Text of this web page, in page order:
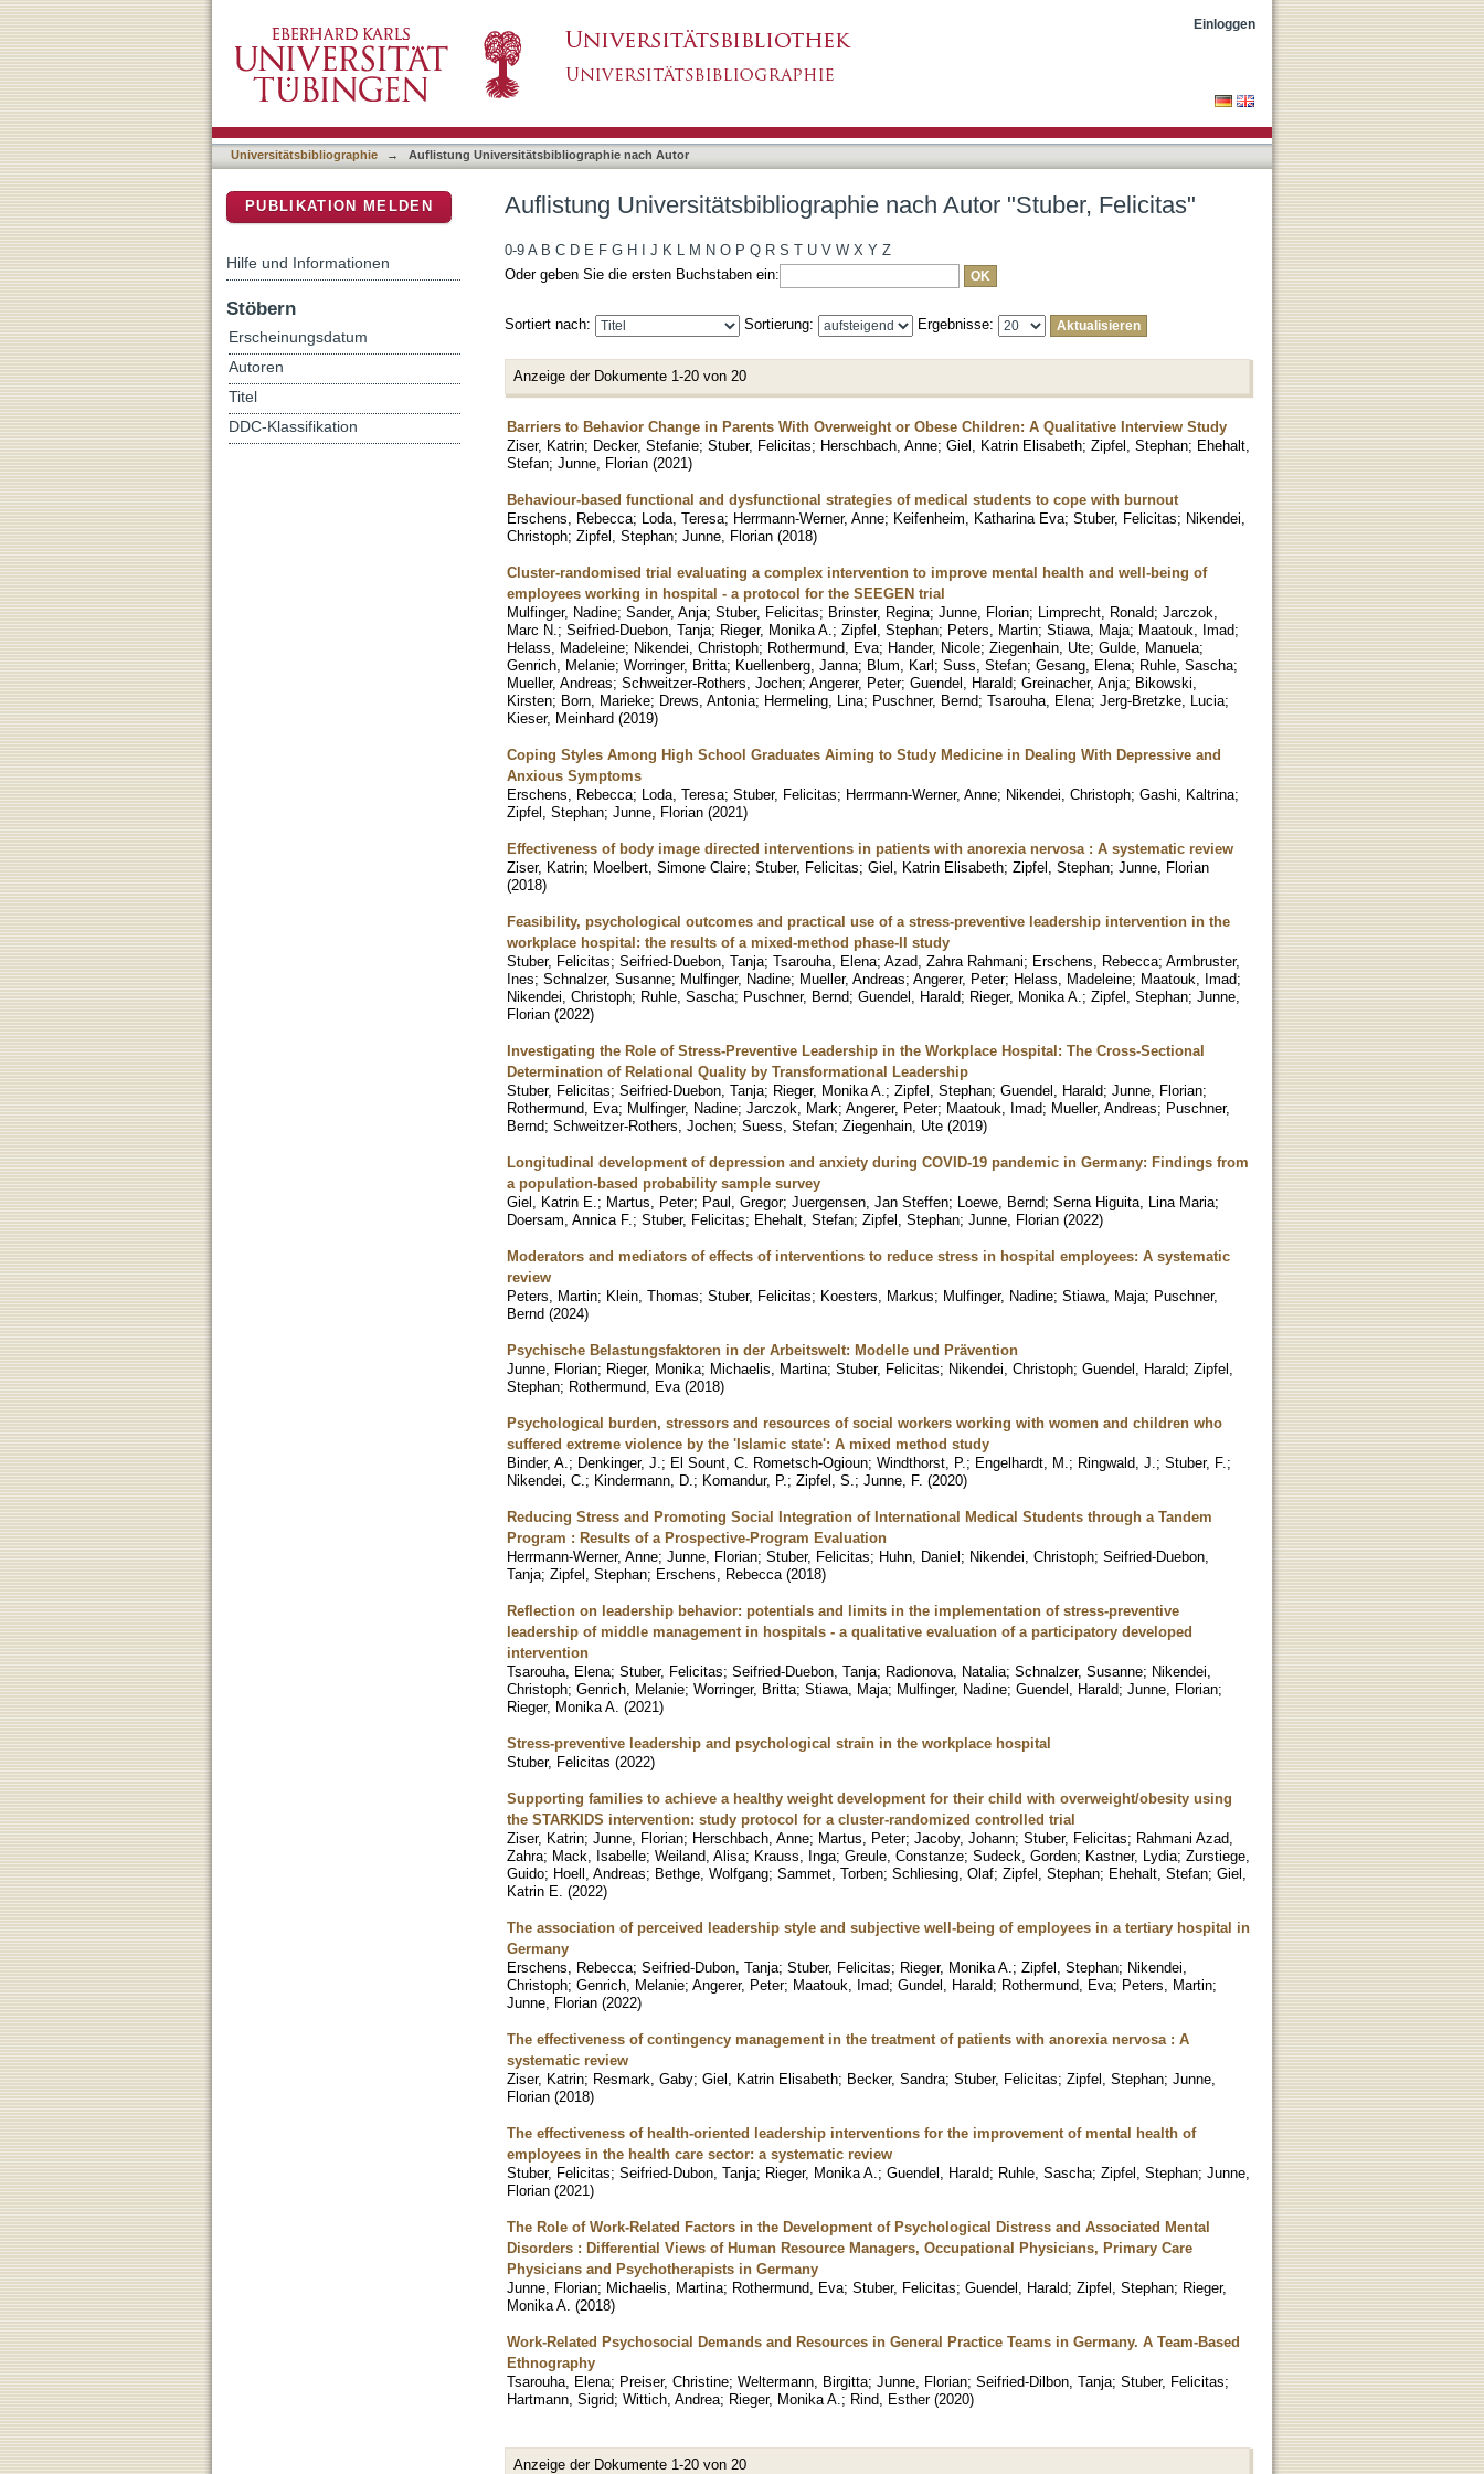
Einloggen
Universitätsbibliographie → Auflistung Universitätsbibliographie nach Autor
Auflistung Universitätsbibliographie nach Autor "Stuber, Felicitas"
0-9 A B C D E F G H J K L M N O P Q R S T U V W X Y Z
Oder geben Sie die ersten Buchstaben ein:
Sortiert nach: Sortierung: Ergebnisse:
Anzeige der Dokumente 1-20 von 20
Barriers to Behavior Change in Parents With Overweight or Obese Children: A Qualitative Interview Study
Ziser, Katrin; Decker, Stefanie; Stuber, Felicitas; Herschbach, Anne; Giel, Katrin Elisabeth; Zipfel, Stephan; Ehehalt,
Stefan; Junne, Florian (2021)
Behaviour-based functional and dysfunctional strategies of medical students to cope with burnout
Erschens, Rebecca; Loda, Teresa; Herrmann-Werner, Anne; Keifenheim, Katharina Eva; Stuber, Felicitas; Nikendei,
Christoph; Zipfel, Stephan; Junne, Florian (2018)
Cluster-randomised trial evaluating a complex intervention to improve mental health and well-being of
employees working in hospital - a protocol for the SEEGEN trial
Mulfinger, Nadine; Sander, Anja; Stuber, Felicitas; Brinster, Regina; Junne, Florian; Limprecht, Ronald; Jarczok,
Marc N. ; Seifried-Duebon, Tanja; Rieger, Monika A. ; Zipfel, Stephan; Peters, Martin; Stiawa, Maja; Maatouk, Imad;
Helass, Madeleine; Nikendei, Christoph; Rothermund, Eva; Hander, Nicole; Ziegenhain, Ute; Gulde, Manuela;
Genrich, Melanie; Worringer, Britta; Kuellenberg, Janna; Blum, Karl; Suss, Stefan; Gesang, Elena; Ruhle, Sascha;
Mueller, Andreas; Schweitzer-Rothers, Jochen; Angerer, Peter; Guendel, Harald; Greinacher, Anja; Bikowski,
Kirsten; Born, Marieke; Drews, Antonia; Hermeling, Lina; Puschner, Bernd; Tsarouha, Elena; Jerg-Bretzke, Lucia;
Kieser, Meinhard (2019)
Coping Styles Among High School Graduates Aiming to Study Medicine in Dealing With Depressive and
Anxious Symptoms
Erschens, Rebecca; Loda, Teresa; Stuber, Felicitas; Herrmann-Werner, Anne; Nikendei, Christoph; Gashi, Kaltrina;
Zipfel, Stephan; Junne, Florian (2021)
Effectiveness of body image directed interventions in patients with anorexia nervosa : A systematic review
Ziser, Katrin; Moelbert, Simone Claire; Stuber, Felicitas; Giel, Katrin Elisabeth; Zipfel, Stephan; Junne, Florian
(2018)
Feasibility, psychological outcomes and practical use of a stress-preventive leadership intervention in the
workplace hospital: the results of a mixed-method phase-II study
Stuber, Felicitas; Seifried-Duebon, Tanja; Tsarouha, Elena; Azad, Zahra Rahmani; Erschens, Rebecca; Armbruster,
Ines; Schnalzer, Susanne; Mulfinger, Nadine; Mueller, Andreas; Angerer, Peter; Helass, Madeleine; Maatouk, Imad;
Nikendei, Christoph; Ruhle, Sascha; Puschner, Bernd; Guendel, Harald; Rieger, Monika A. ; Zipfel, Stephan; Junne,
Florian (2022)
Investigating the Role of Stress-Preventive Leadership in the Workplace Hospital: The Cross-Sectional
Determination of Relational Quality by Transformational Leadership
Stuber, Felicitas; Seifried-Duebon, Tanja; Rieger, Monika A. ; Zipfel, Stephan; Guendel, Harald; Junne, Florian;
Rothermund, Eva; Mulfinger, Nadine; Jarczok, Mark; Angerer, Peter; Maatouk, Imad; Mueller, Andreas; Puschner,
Bernd; Schweitzer-Rothers, Jochen; Suess, Stefan; Ziegenhain, Ute (2019)
Longitudinal development of depression and anxiety during COVID-19 pandemic in Germany: Findings from
a population-based probability sample survey
Giel, Katrin E. ; Martus, Peter; Paul, Gregor; Juergensen, Jan Steffen; Loewe, Bernd; Serna Higuita, Lina Maria;
Doersam, Annica F. ; Stuber, Felicitas; Ehehalt, Stefan; Zipfel, Stephan; Junne, Florian (2022)
Moderators and mediators of effects of interventions to reduce stress in hospital employees: A systematic
review
Peters, Martin; Klein, Thomas; Stuber, Felicitas; Koesters, Markus; Mulfinger, Nadine; Stiawa, Maja; Puschner,
Bernd (2024)
Psychische Belastungsfaktoren in der Arbeitswelt: Modelle und Prävention
Junne, Florian; Rieger, Monika; Michaelis, Martina; Stuber, Felicitas; Nikendei, Christoph; Guendel, Harald; Zipfel,
Stephan; Rothermund, Eva (2018)
Psychological burden, stressors and resources of social workers working with women and children who
suffered extreme violence by the 'Islamic state': A mixed method study
Binder, A. ; Denkinger, J. ; El Sount, C. Rometsch-Ogioun; Windthorst, P. ; Engelhardt, M. ; Ringwald, J. ; Stuber, F. ;
Nikendei, C. ; Kindermann, D. ; Komandur, P. ; Zipfel, S. ; Junne, F. (2020)
Reducing Stress and Promoting Social Integration of International Medical Students through a Tandem
Program : Results of a Prospective-Program Evaluation
Herrmann-Werner, Anne; Junne, Florian; Stuber, Felicitas; Huhn, Daniel; Nikendei, Christoph; Seifried-Duebon,
Tanja; Zipfel, Stephan; Erschens, Rebecca (2018)
Reflection on leadership behavior: potentials and limits in the implementation of stress-preventive
leadership of middle management in hospitals - a qualitative evaluation of a participatory developed
intervention
Tsarouha, Elena; Stuber, Felicitas; Seifried-Duebon, Tanja; Radionova, Natalia; Schnalzer, Susanne; Nikendei,
Christoph; Genrich, Melanie; Worringer, Britta; Stiawa, Maja; Mulfinger, Nadine; Guendel, Harald; Junne, Florian;
Rieger, Monika A. (2021)
Stress-preventive leadership and psychological strain in the workplace hospital
Stuber, Felicitas (2022)
Supporting families to achieve a healthy weight development for their child with overweight/obesity using
the STARKIDS intervention: study protocol for a cluster-randomized controlled trial
Ziser, Katrin; Junne, Florian; Herschbach, Anne; Martus, Peter; Jacoby, Johann; Stuber, Felicitas; Rahmani Azad,
Zahra; Mack, Isabelle; Weiland, Alisa; Krauss, Inga; Greule, Constanze; Sudeck, Gorden; Kastner, Lydia; Zurstiege,
Guido; Hoell, Andreas; Bethge, Wolfgang; Sammet, Torben; Schliesing, Olaf; Zipfel, Stephan; Ehehalt, Stefan; Giel,
Katrin E. (2022)
The association of perceived leadership style and subjective well-being of employees in a tertiary hospital in
Germany
Erschens, Rebecca; Seifried-Dubon, Tanja; Stuber, Felicitas; Rieger, Monika A. ; Zipfel, Stephan; Nikendei,
Christoph; Genrich, Melanie; Angerer, Peter; Maatouk, Imad; Gundel, Harald; Rothermund, Eva; Peters, Martin;
Junne, Florian (2022)
The effectiveness of contingency management in the treatment of patients with anorexia nervosa : A
systematic review
Ziser, Katrin; Resmark, Gaby; Giel, Katrin Elisabeth; Becker, Sandra; Stuber, Felicitas; Zipfel, Stephan; Junne,
Florian (2018)
The effectiveness of health-oriented leadership interventions for the improvement of mental health of
employees in the health care sector: a systematic review
Stuber, Felicitas; Seifried-Dubon, Tanja; Rieger, Monika A. ; Guendel, Harald; Ruhle, Sascha; Zipfel, Stephan; Junne,
Florian (2021)
The Role of Work-Related Factors in the Development of Psychological Distress and Associated Mental
Disorders : Differential Views of Human Resource Managers, Occupational Physicians, Primary Care
Physicians and Psychotherapists in Germany
Junne, Florian; Michaelis, Martina; Rothermund, Eva; Stuber, Felicitas; Guendel, Harald; Zipfel, Stephan; Rieger,
Monika A. (2018)
Work-Related Psychosocial Demands and Resources in General Practice Teams in Germany. A Team-Based
Ethnography
Tsarouha, Elena; Preiser, Christine; Weltermann, Birgitta; Junne, Florian; Seifried-Dilbon, Tanja; Stuber, Felicitas;
Hartmann, Sigrid; Wittich, Andrea; Rieger, Monika A. ; Rind, Esther (2020)
Anzeige der Dokumente 1-20 von 20
PUBLIKATION MELDEN
Hilfe und Informationen
Stöbern
Erscheinungsdatum
Autoren
Titel
DDC-Klassifikation